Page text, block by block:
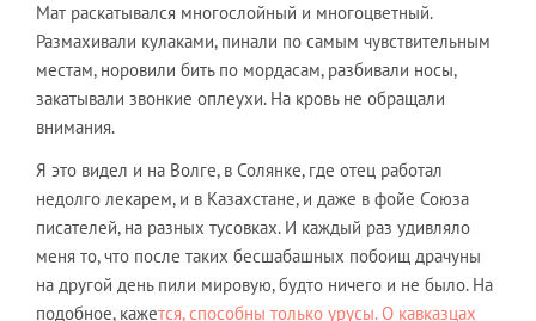
Мат раскатывался многослойный и многоцветный.
Размахивали кулаками, пинали по самым чувствительным
местам, норовили бить по мордасам, разбивали носы,
закатывали звонкие оплеухи. На кровь не обращали
внимания.
Я это видел и на Волге, в Солянке, где отец работал
недолго лекарем, и в Казахстане, и даже в фойе Союза
писателей, на разных тусовках. И каждый раз удивляло
меня то, что после таких бесшабашных побоищ драчуны
на другой день пили мировую, будто ничего и не было. На
подобное, кажется, способны только урусы. О кавказцах